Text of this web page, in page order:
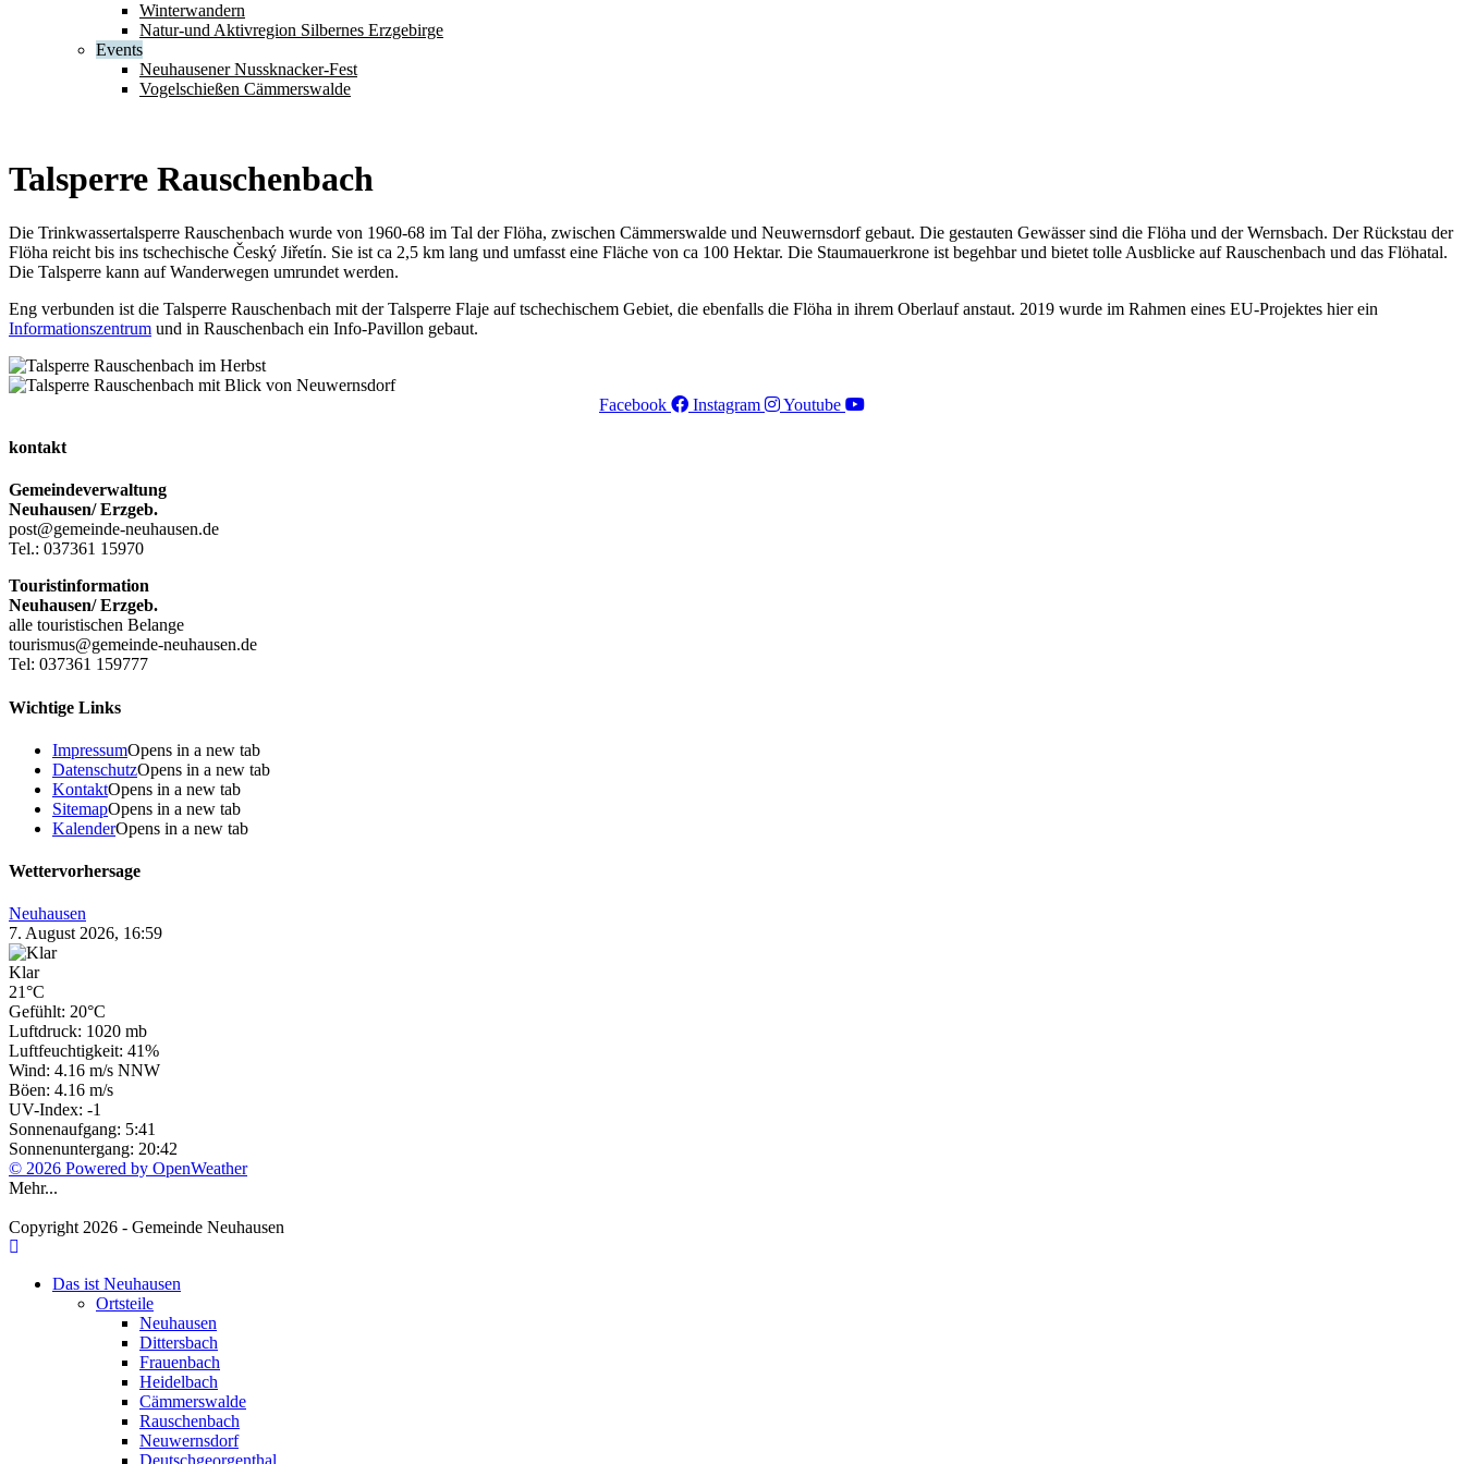
Winterwandern
Natur-und Aktivregion Silbernes Erzgebirge
Events
Neuhausener Nussknacker-Fest
Vogelschießen Cämmerswalde
Talsperre Rauschenbach
Die Trinkwassertalsperre Rauschenbach wurde von 1960-68 im Tal der Flöha, zwischen Cämmerswalde und Neuwernsdorf gebaut. Die gestauten Gewässer sind die Flöha und der Wernsbach. Der Rückstau der
Flöha reicht bis ins tschechische Český Jiřetín. Sie ist ca 2,5 km lang und umfasst eine Fläche von ca 100 Hektar. Die Staumauerkrone ist begehbar und bietet tolle Ausblicke auf Rauschenbach und das Flöhatal.
Die Talsperre kann auf Wanderwegen umrundet werden.
Eng verbunden ist die Talsperre Rauschenbach mit der Talsperre Flaje auf tschechischem Gebiet, die ebenfalls die Flöha in ihrem Oberlauf anstaut. 2019 wurde im Rahmen eines EU-Projektes hier ein
Informationszentrum und in Rauschenbach ein Info-Pavillon gebaut.
Facebook Instagram Youtube
kontakt
Gemeindeverwaltung
Neuhausen/ Erzgeb.
post@gemeinde-neuhausen.de
Tel.: 037361 15970
Touristinformation
Neuhausen/ Erzgeb.
alle touristischen Belange
tourismus@gemeinde-neuhausen.de
Tel: 037361 159777
Wichtige Links
ImpressumOpens in a new tab
DatenschutzOpens in a new tab
KontaktOpens in a new tab
SitemapOpens in a new tab
KalenderOpens in a new tab
Wettervorhersage
Neuhausen
7. August 2026, 16:59
Klar
21°C
Gefühlt: 20°C
Luftdruck: 1020 mb
Luftfeuchtigkeit: 41%
Wind: 4.16 m/s NNW
Böen: 4.16 m/s
UV-Index: -1
Sonnenaufgang: 5:41
Sonnenuntergang: 20:42
© 2026 Powered by OpenWeather
Mehr...
Copyright 2026 - Gemeinde Neuhausen
Das ist Neuhausen
Ortsteile
Neuhausen
Dittersbach
Frauenbach
Heidelbach
Cämmerswalde
Rauschenbach
Neuwernsdorf